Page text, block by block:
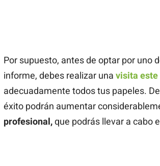
Por supuesto, antes de optar por uno
informe, debes realizar una visita este
adecuadamente todos tus papeles.
éxito podrán aumentar
profesional,que podrás llevar a cabo